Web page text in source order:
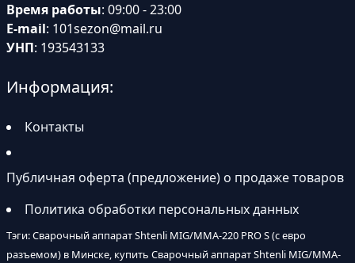
Время работы: 09:00 - 23:00
E-mail: 101sezon@mail.ru
УНП: 193543133
Информация:
Контакты
Публичная оферта (предложение) о продаже товаров
Политика обработки персональных данных
Тэги: Сварочный аппарат Shtenli MIG/MMA-220 PRO S (с евро
разъемом) в Минске, купить Сварочный аппарат Shtenli MIG/MMA-